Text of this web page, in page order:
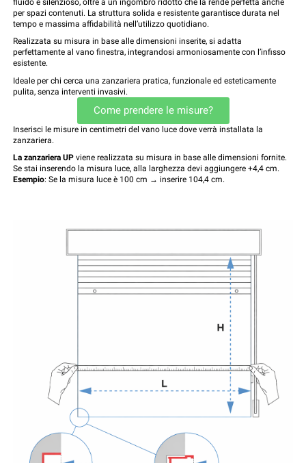
per spazi contenuti. La struttura solida e resistente garantisce durata nel
tempo e massima affidabilità nell’utilizzo quotidiano.
Realizzata su misura in base alle dimensioni inserite, si adatta
perfettamente al vano finestra, integrandosi armoniosamente con l’infisso
esistente.
Ideale per chi cerca una zanzariera pratica, funzionale ed esteticamente
pulita, senza interventi invasivi.
Come prendere le misure?
Inserisci le misure in centimetri del vano luce dove verrà installata la
zanzariera.
La zanzariera UP viene realizzata su misura in base alle dimensioni fornite.
Se stai inserendo la misura luce, alla larghezza devi aggiungere +4,4 cm.
Esempio: Se la misura luce è 100 cm → inserire 104,4 cm.